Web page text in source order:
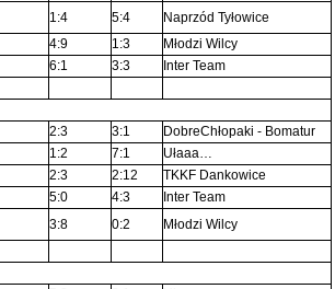
1:4 5:4
Naprzód Tyłowice
4:9 1:3
Młodzi Wilcy
6:1 3:3 Inter Team
2:3 3:1
DobreChłopaki - Bomatur
1:2 7:1
Ułaaa…
2:3 2:12
TKKF Dankowice
5:0 4:3
Inter Team
3:8 0:2 Młodzi Wilcy